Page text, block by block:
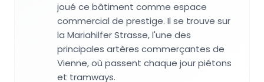
joué ce bâtiment comme espace
commercial de prestige. Il se trouve sur
la Mariahilfer Strasse, l'une des
principales artères commerçantes de
Vienne, où passent chaque jour piétons
et tramways.